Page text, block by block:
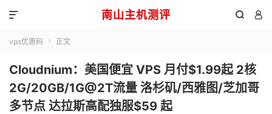
南山主机测评  

vps优惠码  正文
Cloudnium：美国便宜 VPS 月付$1.99起 2核
2G/20GB/1G@2T流量 洛杉矶/西雅图/芝加哥
多节点 达拉斯高配独服$59 起